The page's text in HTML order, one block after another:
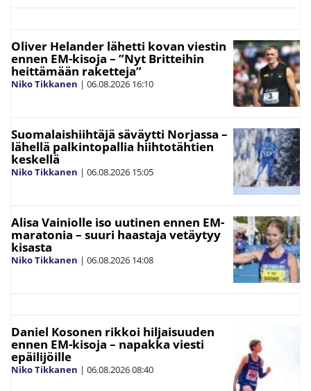
Oliver Helander lähetti kovan viestin
ennen EM-kisoja – ”Nyt Britteihin
heittämään raketteja”
Niko Tikkanen | 06.08.2026 16:10
Suomalaishiihtäjä säväytti Norjassa –
lähellä palkintopallia hiihtotähtien
keskellä
Niko Tikkanen | 06.08.2026 15:05
Alisa Vainiolle iso uutinen ennen EM-
maratonia – suuri haastaja vetäytyy
kisasta
Niko Tikkanen | 06.08.2026 14:08
Daniel Kosonen rikkoi hiljaisuuden
ennen EM-kisoja – napakka viesti
epäilijöille
Niko Tikkanen | 06.08.202608:40